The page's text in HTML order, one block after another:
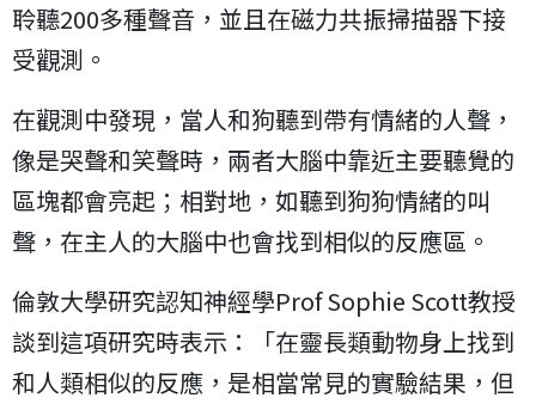
聆聽200多種聲音，並且在磁力共振掃描器下接
受觀測。
在觀測中發現，當人和狗聽到帶有情緒的人聲，
像是哭聲和笑聲時，兩者大腦中靠近主要聽覺的
區塊都會亮起；相對地，如聽到狗狗情緒的叫
聲，在主人的大腦中也會找到相似的反應區。
倫敦大學研究認知神經學Prof Sophie Scott教授
談到這項研究時表示：「在靈長類動物身上找到
和人類相似的反應，是相當常見的實驗結果，但